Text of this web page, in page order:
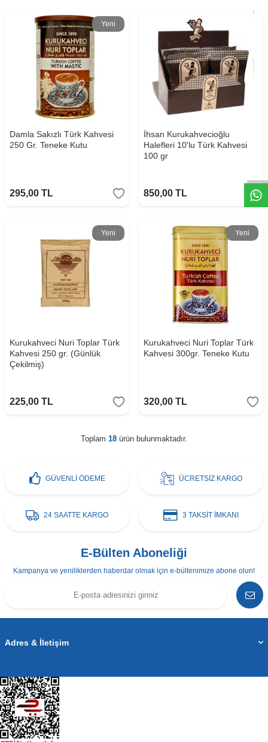
Yeni
Damla Sakızlı Türk Kahvesi
250 Gr. Teneke Kutu
295,00 TL
İhsan Kurukahvecioğlu
Halefleri 10'lu Türk Kahvesi
100 gr
850,00 TL
Yeni
Kurukahveci Nuri Toplar Türk
Kahvesi 250 gr. (Günlük
Çekilmiş)
225,00 TL
Yeni
Kurukahveci Nuri Toplar Türk
Kahvesi 300gr. Teneke Kutu
320,00 TL
Toplam 18 ürün bulunmaktadır.
GÜVENLİ ÖDEME ÜCRETSİZ KARGO
24 SAATTE KARGO 3 TAKSİT İMKANI
E-Bülten Aboneliği
Kampanya ve yeniliklerden haberdar olmak için e-bültenimize abone olun!
Adres & İletişim